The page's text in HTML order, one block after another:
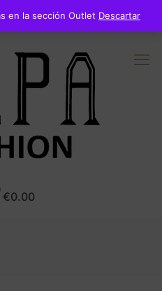
€0.00
en la sección Outlet Descartar